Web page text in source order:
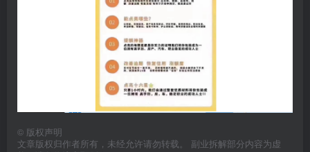
© 版权声明
文章版权归作者所有，未经允许请勿转载。 副业拆解部分内容为虚